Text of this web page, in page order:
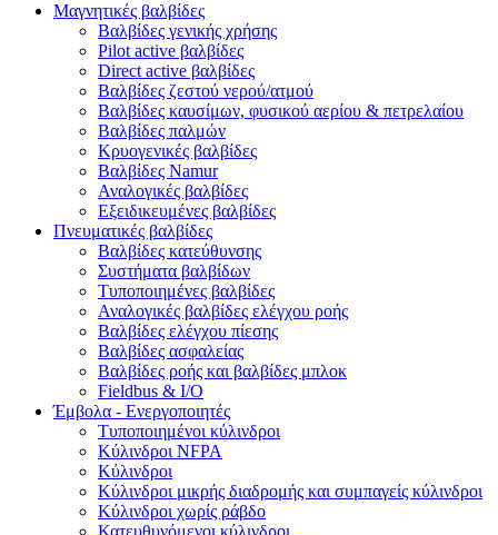
Μαγνητικές βαλβίδες
Βαλβίδες γενικής χρήσης
Pilot active βαλβίδες
Direct active βαλβίδες
Βαλβίδες ζεστού νερού/ατμού
Βαλβίδες καυσίμων, φυσικού αερίου & πετρελαίου
Βαλβίδες παλμών
Κρυογενικές βαλβίδες
Bαλβίδες Namur
Αναλογικές βαλβίδες
Εξειδικευμένες βαλβίδες
Πνευματικές βαλβίδες
Βαλβίδες κατεύθυνσης
Συστήματα βαλβίδων
Τυποποιημένες βαλβίδες
Αναλογικές βαλβίδες ελέγχου ροής
Βαλβίδες ελέγχου πίεσης
Βαλβίδες ασφαλείας
Βαλβίδες ροής και βαλβίδες μπλοκ
Fieldbus & Ι/Ο
Έμβολα - Ενεργοποιητές
Τυποποιημένοι κύλινδροι
Κύλινδροι NFPA
Κύλινδρoι
Κύλινδροι μικρής διαδρομής και συμπαγείς κύλινδροι
Κύλινδροι χωρίς ράβδο